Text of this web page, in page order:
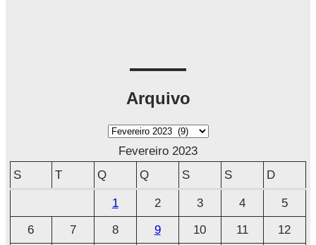
Arquivo
A
v
Fevereiro 2023
S
T Q Q S S D
1 2 3 4
5
6
7 8 9 10 11
12